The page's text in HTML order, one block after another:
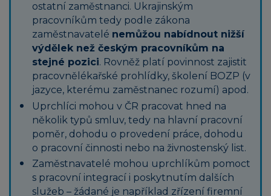
ostatní zaměstnanci. Ukrajinským
pracovníkům tedy podle zákona
zaměstnavatelé nemůžou nabídnout nižší
výdělek než českým pracovníkům na
stejné pozici. Rovněž platí povinnost zajistit
pracovnělékařské prohlídky, školení BOZP (v
jazyce, kterému zaměstnanec rozumí) apod.
Uprchlíci mohou v ČR pracovat hned na
několik typů smluv, tedy na hlavní pracovní
poměr, dohodu o provedení práce, dohodu
o pracovní činnosti nebo na živnostenský list.
Zaměstnavatelé mohou uprchlíkům pomoct
s pracovní integrací i poskytnutím dalších
služeb – žádané je například zřízení firemní